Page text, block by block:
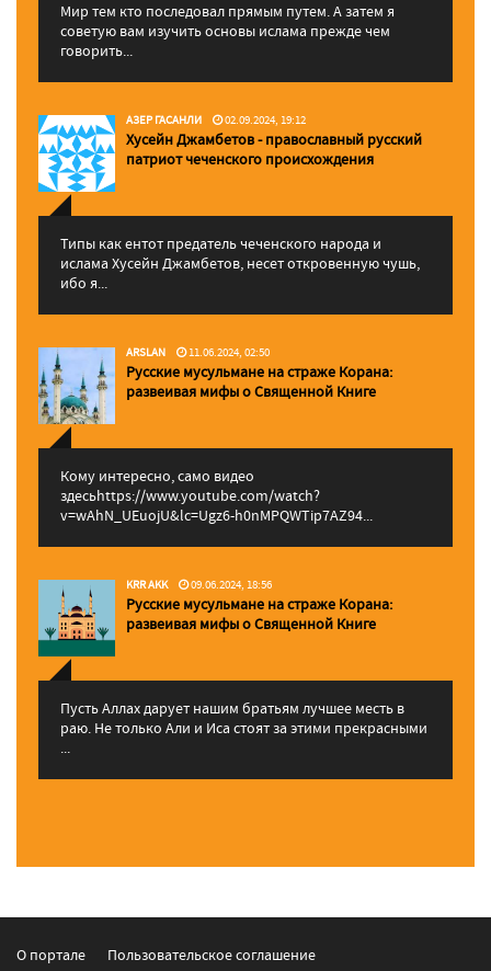
Мир тем кто последовал прямым путем. А затем я
советую вам изучить основы ислама прежде чем
говорить...
АЗЕР ГАСАНЛИ 02.09.2024, 19:12
Хусейн Джамбетов - православный русский
патриот чеченского происхождения
Типы как ентот предатель чеченского народа и
ислама Хусейн Джамбетов, несет откровенную чушь,
ибо я...
ARSLAN 11.06.2024, 02:50
Русские мусульмане на страже Корана:
pазвеивая мифы о Священной Книге
Кому интересно, само видео
здесьhttps://www.youtube.com/watch?
v=wAhN_UEuojU&lc=Ugz6-h0nMPQWTip7AZ94...
KRR AKK 09.06.2024, 18:56
Русские мусульмане на страже Корана:
pазвеивая мифы о Священной Книге
Пусть Аллах дарует нашим братьям лучшее месть в
раю. Не только Али и Иса стоят за этими прекрасными
...
О портале Пользовательское соглашение